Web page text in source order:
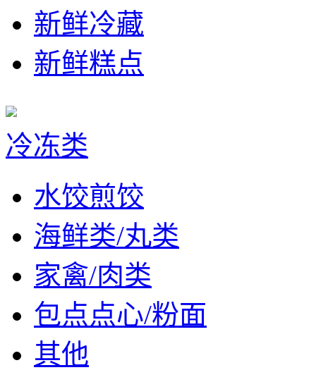
新鲜冷藏
新鲜糕点
冷冻类
水饺煎饺
海鲜类/丸类
家禽/肉类
包点点心/粉面
其他